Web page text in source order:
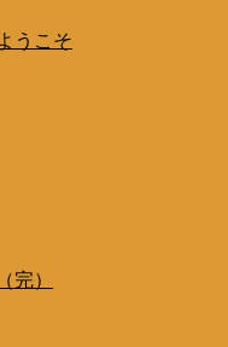
うこそ
完）